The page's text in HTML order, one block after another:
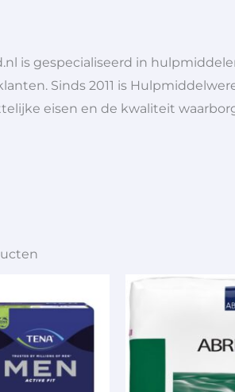
is gespecialiseerd in
Sinds 2011 is
eisen en de kwaliteit